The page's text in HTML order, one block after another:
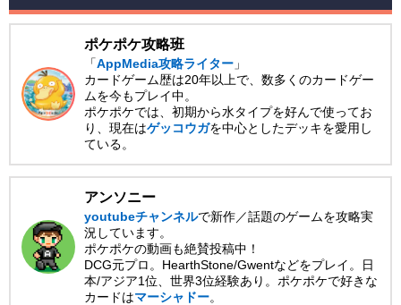
ポケポケ攻略班
「AppMedia攻略ライター 」
カードゲーム歴は20年以上で、数多くのカードゲー
ムを今もプレイ中。
ポケポケでは、初期から水タイプを好んで使ってお
り、現在はゲッコウガを中心としたデッキを愛用し
ている。
アンソニー
youtubeチャンネルで新作／話題のゲームを攻略実
況しています。
ポケポケの動画も絶賛投稿中！
DCG元プロ。HearthStone/Gwentなどをプレイ。日
本/アジア1位、世界3位経験あり。ポケポケで好きな
カードはマーシャドー。